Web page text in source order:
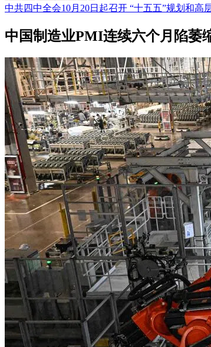
中共四中全会10月20日起召开 “十五五”规划和高
中国制造业PMI连续六个月陷萎